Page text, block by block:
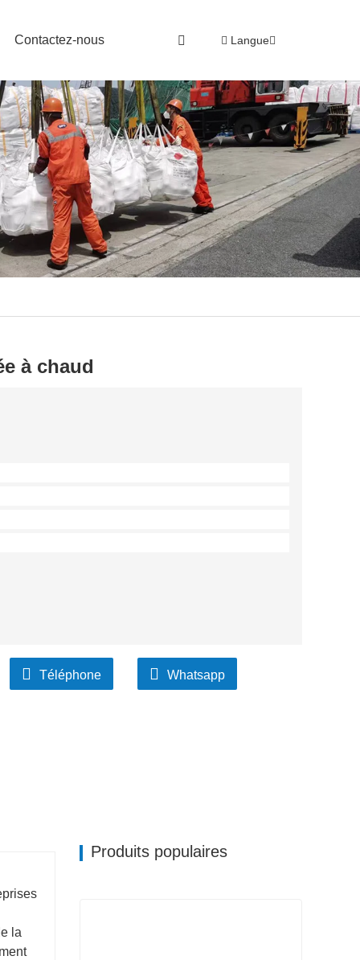
Contactez-nous Langue
à chaud
Téléphone Whatsapp
la
Produits populaires